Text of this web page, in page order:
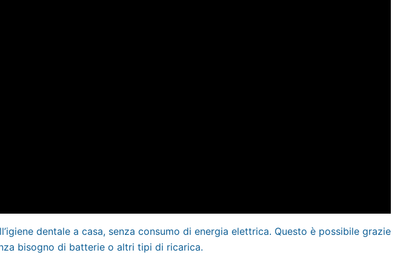
dentale a casa, senza consumo di energia elettrica. Questo è possibile grazie
bisogno di batterie o altri tipi di ricarica.